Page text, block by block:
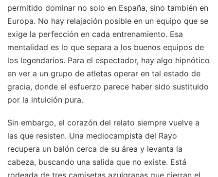
permitido dominar no solo en España, sino también en
Europa. No hay relajación posible en un equipo que se
exige la perfección en cada entrenamiento. Esa
mentalidad es lo que separa a los buenos equipos de
los legendarios. Para el espectador, hay algo hipnótico
en ver a un grupo de atletas operar en tal estado de
gracia, donde el esfuerzo parece haber sido sustituido
por la intuición pura.
Sin embargo, el corazón del relato siempre vuelve a
las que resisten. Una mediocampista del Rayo
recupera un balón cerca de su área y levanta la
cabeza, buscando una salida que no existe. Está
rodeada de tres camisetas azulgranas que cierran el